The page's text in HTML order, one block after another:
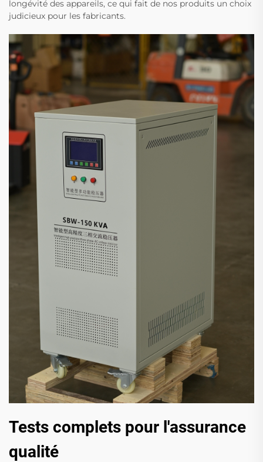
longévité des appareils, ce qui fait de nos produits un choix
judicieux pour les fabricants.
Tests complets pour l'assurance
qualité